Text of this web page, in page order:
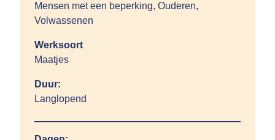
Mensen met een beperking, Ouderen,
Volwassenen
Werksoort
Maatjes
Duur:
Langlopend